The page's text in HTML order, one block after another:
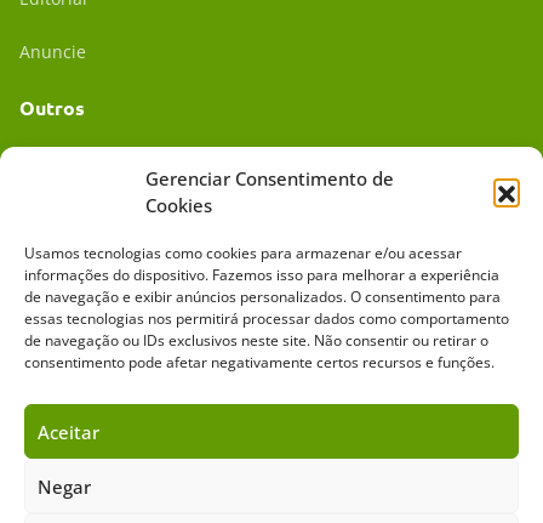
Gerenciar Consentimento de
Cookies
Usamos tecnologias como cookies para armazenar e/ou acessar
informações do dispositivo. Fazemos isso para melhorar a experiência
de navegação e exibir anúncios personalizados. O consentimento para
essas tecnologias nos permitirá processar dados como comportamento
de navegação ou IDs exclusivos neste site. Não consentir ou retirar o
consentimento pode afetar negativamente certos recursos e funções.
Aceitar
Negar
Anuncie
Outros
Mídia Kit
Sobre o Cavalus Leilões Anuncie